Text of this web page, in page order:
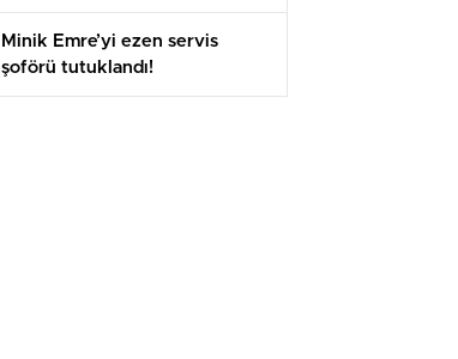
akademik yılı açılış töreninde
konuştu
Minik Emre’yi ezen servis
şoförü tutuklandı!